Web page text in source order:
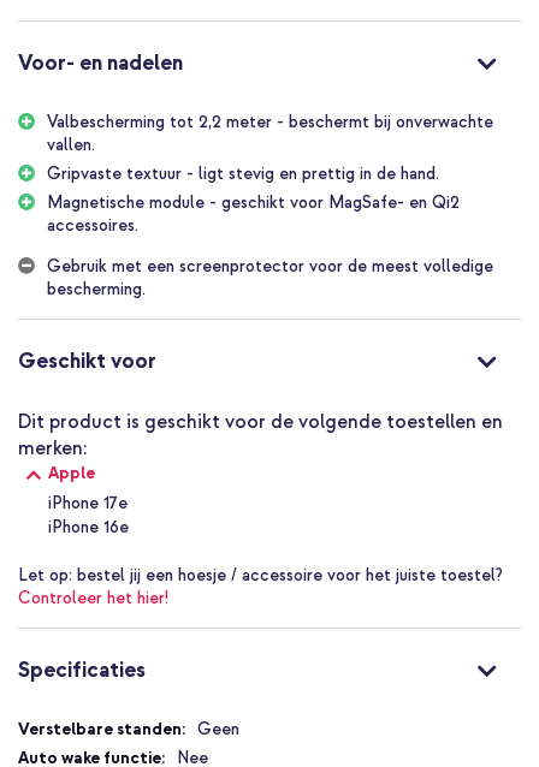
accessoires, met een gripvaste afwerking die comfortabel in de
Waarom kiezen voor de Accezz Tough Backcover met
MagSafe?
Geschikt voor MagSafe en Qi2
Valbescherming tot 2,2 meter
Geometrische binnenzijde voor extra schokverdeling
Gripvaste buitenzijde voor comfort
Perfecte pasvorm rond knoppen en poorten
Ga voor betrouwbare bescherming en dagelijks gebruiksgemak
met de Accezz Tough Backcover met MagSafe en ervaar een
perfecte balans tussen comfort, stijl en veiligheid.
Voor- en nadelen
Valbescherming tot 2,2 meter - beschermt bij onverwachte
vallen.
Gripvaste textuur - ligt stevig en prettig in de hand.
Magnetische module - geschikt voor MagSafe- en Qi2
accessoires.
Gebruik met een screenprotector voor de meest volledige
bescherming.
Geschikt voor
Dit product is geschikt voor de volgende toestellen en
merken:
Apple
iPhone 17e
iPhone 16e
Let op: bestel jij een hoesje / accessoire voor het juiste toestel?
Controleer het hier!
Specificaties
Specificaties
Geen
Nee